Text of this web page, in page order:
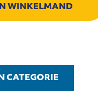
40dagentijd
aantal
IN WINKELMAND
CATEGORIE